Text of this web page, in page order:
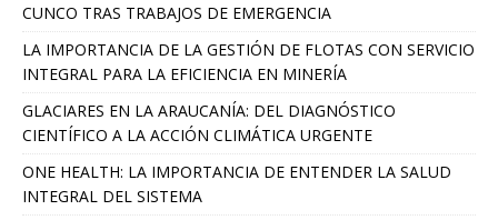
CUNCO TRAS TRABAJOS DE EMERGENCIA
LA IMPORTANCIA DE LA GESTIÓN DE FLOTAS CON SERVICIO
INTEGRAL PARA LA EFICIENCIA EN MINERÍA
GLACIARES EN LA ARAUCANÍA: DEL DIAGNÓSTICO
CIENTÍFICO A LA ACCIÓN CLIMÁTICA URGENTE
ONE HEALTH: LA IMPORTANCIA DE ENTENDER LA SALUD
INTEGRAL DEL SISTEMA